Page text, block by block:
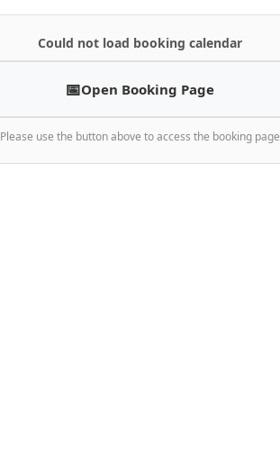
Could not load booking calendar
Open Booking Page
Please use the button above to access the booking page